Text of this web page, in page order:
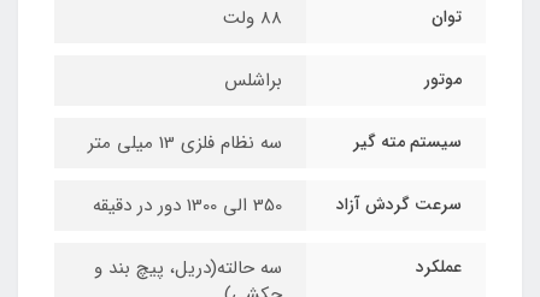
توان 88 ولت
موتور براشلس
سیستم مته گیر سه نظام فلزی 13 میلی متر
سرعت گردش آزاد 350 الی 1300 دور در دقیقه
عملکرد
سه حالته(دریل، پیچ بند و